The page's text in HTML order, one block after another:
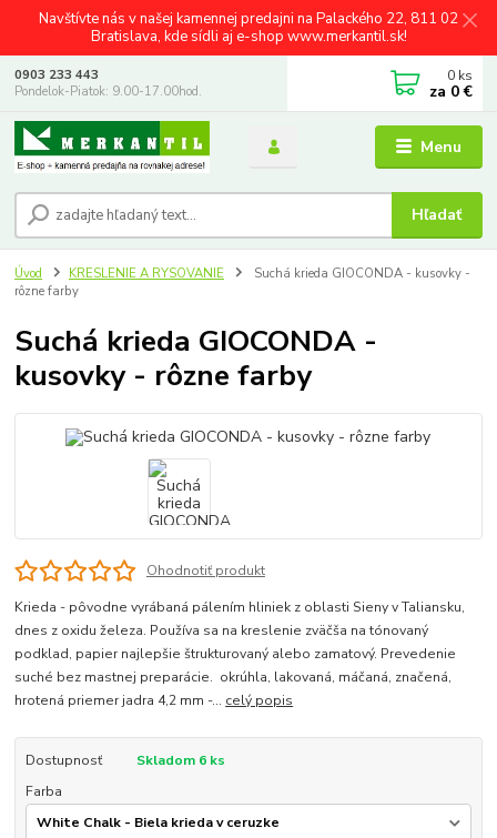
Navštívte nás v našej kamennej predajni na Palackého 22, 811 02
Bratislava, kde sídli aj e-shop www.merkantil.sk!
Menu
Hľadať
0903 233 443
Pondelok-Piatok: 9.00-17.00hod.
0 ks
za 0 €
Úvod KRESLENIE A RYSOVANIE
Suchá krieda GIOCONDA - kusovky -
rôzne farby
Suchá krieda GIOCONDA -
kusovky - rôzne farby
Ohodnotiť produkt
Krieda - pôvodne vyrábaná pálením hliniek z oblasti Sieny v Taliansku,
dnes z oxidu železa. Používa sa na kreslenie zväčša na tónovaný
podklad, papier najlepšie štrukturovaný alebo zamatový. Prevedenie
suché bez mastnej preparácie. okrúhla, lakovaná, máčaná, značená,
hrotená priemer jadra 4,2 mm -... celý popis
Dostupnosť
Skladom 6 ks
Farba